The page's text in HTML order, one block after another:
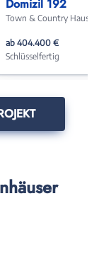
Domizil 192
ab 404.400 €
Schlüsselfertig